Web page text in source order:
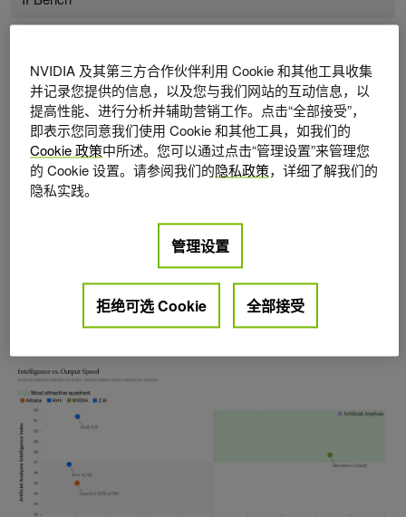
专业工作任务
ProfBench (搜
索)
56% 46% 56% 53%
长上下文标尺 =
1M
95%
不适
用 (最
不适
用 (最
90%
表 1. Nemotron 3 Ultra 在较小的模型中提供前沿准确性
Nemotron 3 Ultra 速度也非常快。与同类中的其他开放模型
相比，它的吞吐量提高了 5 倍，使长时间运行的智能体能够
更快、更高效地完成任务。
NVIDIA 及其第三方合作伙伴利用 Cookie 和其他工具收集
并记录您提供的信息，以及您与我们网站的互动信息，以
提高性能、进行分析并辅助营销工作。点击“全部接受”，
即表示您同意我们使用 Cookie 和其他工具，如我们的
Cookie 政策中所述。您可以通过点击“管理设置”来管理您
的 Cookie 设置。请参阅我们的隐私政策，详细了解我们的
隐私实践。
管理设置
拒绝可选 Cookie 全部接受